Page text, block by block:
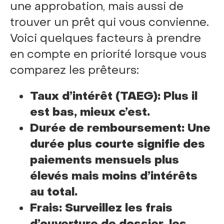
une approbation, mais aussi de
trouver un prêt qui vous convienne.
Voici quelques facteurs à prendre
en compte en priorité lorsque vous
comparez les prêteurs:
Taux d’intérêt (TAEG): Plus il
est bas, mieux c’est.
Durée de remboursement: Une
durée plus courte signifie des
paiements mensuels plus
élevés mais moins d’intérêts
au total.
Frais: Surveillez les frais